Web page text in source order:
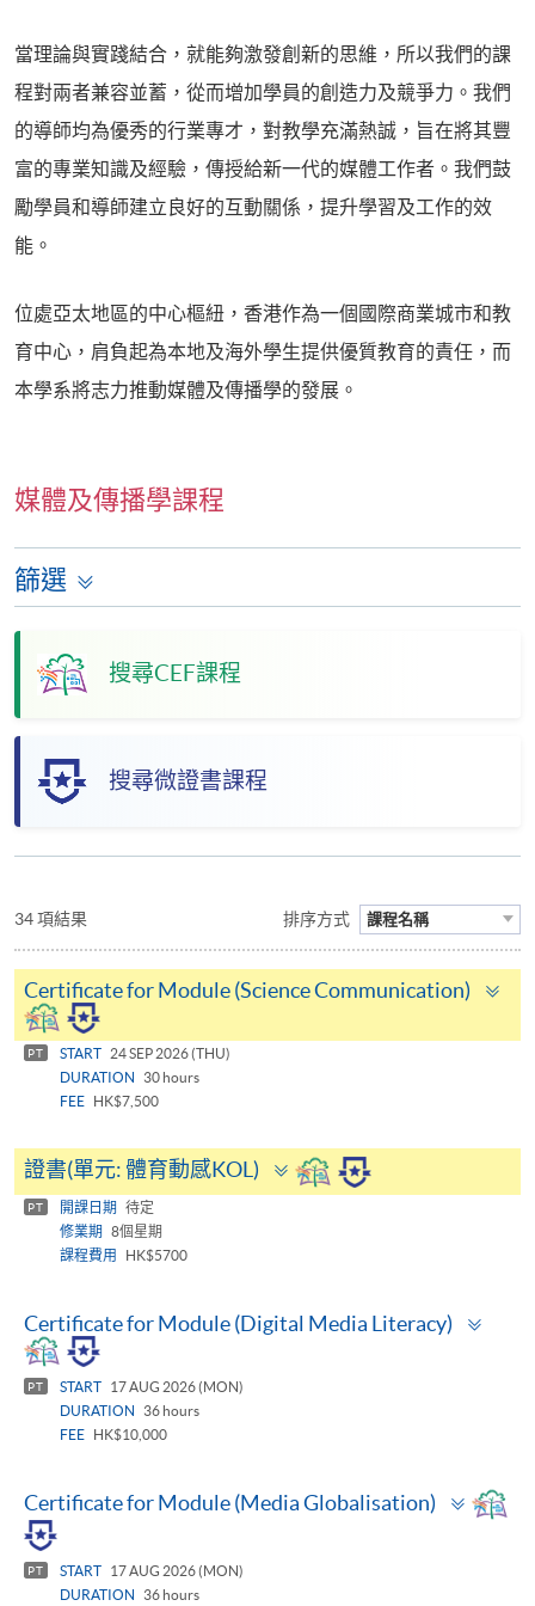
當理論與實踐結合，就能夠激發創新的思維，所以我們的課
程對兩者兼容並蓄，從而增加學員的創造力及競爭力。我們
的導師均為優秀的行業專才，對教學充滿熱誠，旨在將其豐
富的專業知識及經驗，傳授給新一代的媒體工作者。我們鼓
勵學員和導師建立良好的互動關係，提升學習及工作的效
能。
位處亞太地區的中心樞紐，香港作為一個國際商業城市和教
育中心，肩負起為本地及海外學生提供優質教育的責任，而
本學系將志力推動媒體及傳播學的發展。
媒體及傳播學課程
篩選
搜尋CEF課程
搜尋微證書課程
34 項結果 排序方式 課程名稱
Certificate for Module (Science Communication)
PT START
24 SEP 2026 (THU)
DURATION
30 hours
FEE
HK$7,500
證書(單元: 體育動感KOL)
Toggle
panel
PT 開課日期
待定
修業期
8個星期
課程費用
HK$5700
Certificate for Module (Digital Media Literacy)
PT START
17 AUG 2026 (MON)
DURATION
36 hours
FEE
HK$10,000
Certificate for Module (Media Globalisation)
Toggle
panel
PT START
17 AUG 2026 (MON)
DURATION
36 hours